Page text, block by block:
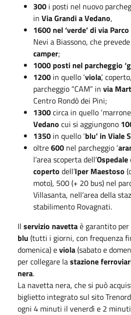
300 i posti nel nuovo
in Via Grandi a Vedano,
1600 nel ‘verde’ di via Parco
Nevi a Biassono, che
camper;
1000 posti nel parcheggio
1200 in quello ‘viola’,
parcheggio “CAM” in via
Centro Rondò dei Pini;
1300circa in quello
Vedano cui si aggiungono
1350 in quello ‘blu’ in Viale
oltre600 nel parcheggio ‘
l’area scoperta dell’Ospedale
coperto dell’Iper Maestoso
moto), 500 (+ 20 bus) nel
Villasanta, nell’area della
stabilimento Rovagnati.
Il servizio navettaè garantito per
blu (tutti i giorni, con frequenza
domenica) eviola(sabato e
per collegare lastazione
nera.
La navetta nera, che si può
biglietto integrato sul sito
ogni 4 minuti il venerdì e 2